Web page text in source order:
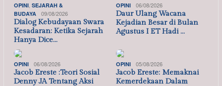
OPINI SEJARAH &
BUDAYA
09/08/2026
Dialog Kebudayaan Swara
Kesadaran: Ketika Sejarah
Hanya Dice…
OPINI 06/08/2026
Daur Ulang Wacana
Kejadian Besar di Bulan
Agustus I ET Hadi …
OPINI 06/08/2026
Jacob Ereste :Teori Sosial
Denny JA Tentang Aksi
OPINI 05/08/2026
Jacob Ereste: Memaknai
Kemerdekaan Dalam